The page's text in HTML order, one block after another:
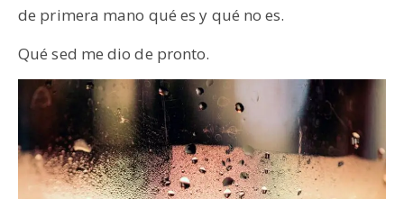
de primera mano qué es y qué no es.
Qué sed me dio de pronto.